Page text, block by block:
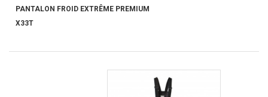
PANTALON FROID EXTRÊME PREMIUM
X33T